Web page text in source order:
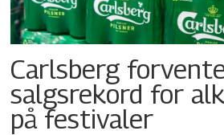
Carlsberg
salgsrekord for
på festivaler